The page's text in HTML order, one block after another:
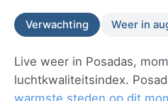
Verwachting Weer in
Live weer in Posadas,
luchtkwaliteitsindex.